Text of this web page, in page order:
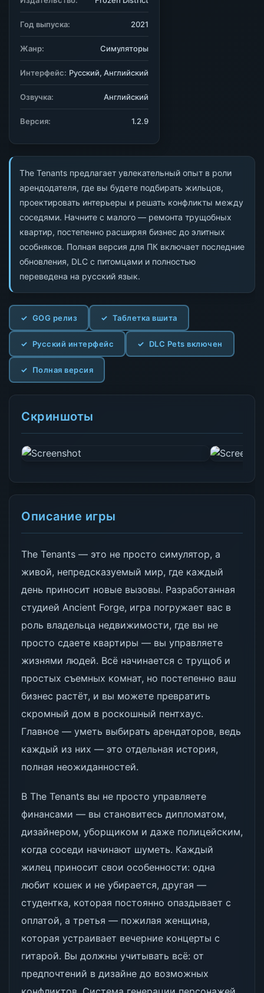
The Tenants предлагает увлекательный опыт в роли
арендодателя, где вы будете подбирать жильцов,
проектировать интерьеры и решать конфликты между
соседями. Начните с малого — ремонта трущобных
квартир, постепенно расширяя бизнес до элитных
особняков. Полная версия для ПК включает последние
обновления, DLC с питомцами и полностью
переведена на русский язык.
GOG релиз Таблетка вшита
Русский интерфейс DLC Pets включен
Полная версия
Скриншоты
Описание игры
The Tenants — это не просто симулятор, а
живой, непредсказуемый мир, где каждый
день приносит новые вызовы. Разработанная
студией Ancient Forge, игра погружает вас в
роль владельца недвижимости, где вы не
просто сдаете квартиры — вы управляете
жизнями людей. Всё начинается с трущоб и
простых съемных комнат, но постепенно ваш
бизнес растёт, и вы можете превратить
скромный дом в роскошный пентхаус.
Главное — уметь выбирать арендаторов, ведь
каждый из них — это отдельная история,
полная неожиданностей.
В The Tenants вы не просто управляете
финансами — вы становитесь дипломатом,
дизайнером, уборщиком и даже полицейским,
когда соседи начинают шуметь. Каждый
жилец приносит свои особенности: одна
любит кошек и не убирается, другая —
студентка, которая постоянно опаздывает с
оплатой, а третья — пожилая женщина,
которая устраивает вечерние концерты с
гитарой. Вы должны учитывать всё: от
предпочтений в дизайне до возможных
Год выпуска: 2021
Жанр: Симуляторы
Интерфейс: Русский, Английский
Озвучка: Английский
Версия: 1.2.9